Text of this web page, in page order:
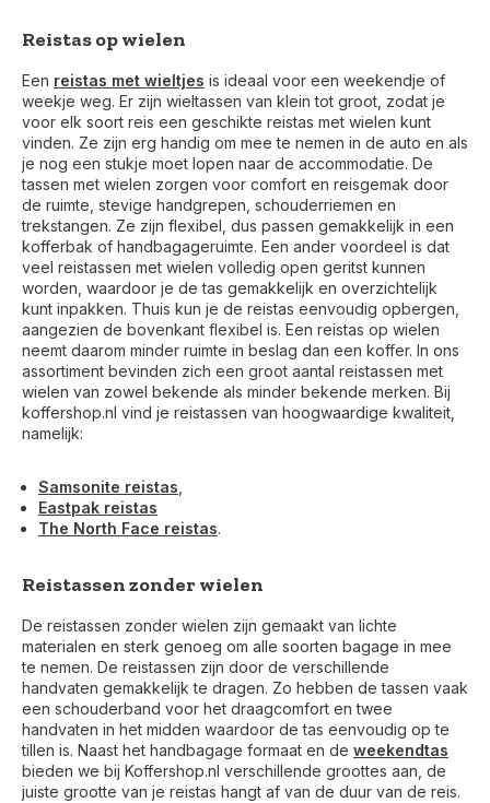
Reistas op wielen
Een reistas met wieltjes is ideaal voor een weekendje of
weekje weg. Er zijn wieltassen van klein tot groot, zodat je
voor elk soort reis een geschikte reistas met wielen kunt
vinden. Ze zijn erg handig om mee te nemen in de auto en als
je nog een stukje moet lopen naar de accommodatie. De
tassen met wielen zorgen voor comfort en reisgemak door
de ruimte, stevige handgrepen, schouderriemen en
trekstangen. Ze zijn flexibel, dus passen gemakkelijk in een
kofferbak of handbagageruimte. Een ander voordeel is dat
veel reistassen met wielen volledig open geritst kunnen
worden, waardoor je de tas gemakkelijk en overzichtelijk
kunt inpakken. Thuis kun je de reistas eenvoudig opbergen,
aangezien de bovenkant flexibel is. Een reistas op wielen
neemt daarom minder ruimte in beslag dan een koffer. In ons
assortiment bevinden zich een groot aantal reistassen met
wielen van zowel bekende als minder bekende merken. Bij
koffershop.nl vind je reistassen van hoogwaardige kwaliteit,
namelijk:
Samsonite reistas
Eastpak reistas
The North Face reistas.
Reistassen zonder wielen
De reistassen zonder wielen zijn gemaakt van lichte
materialen en sterk genoeg om alle soorten bagage in mee
te nemen. De reistassen zijn door de verschillende
handvaten gemakkelijk te dragen. Zo hebben de tassen vaak
een schouderband voor het draagcomfort en twee
handvaten in het midden waardoor de tas eenvoudig op te
tillen is. Naast het handbagage formaat en de weekendtas
bieden we bij Koffershop.nl verschillende groottes aan, de
juiste grootte van je reistas hangt af van de duur van de reis.